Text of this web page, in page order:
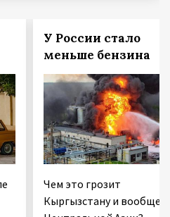
У России стало
меньше бензина
Чем это грозит
Кыргызстану и вообще